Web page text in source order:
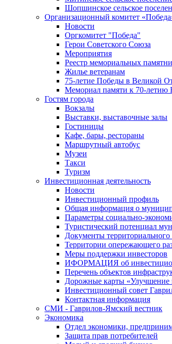
Шопшинское сельское
Организационный комитет
Новости
Оргкомитет "Победа"
Герои Советского Союза
Мероприятия
Реестр мемориальных
Жилье ветеранам
75-летие Победы в Великой
Мемориал памяти к 70-летию
Гостям города
Вокзалы
Выставки, выставочные залы
Гостиницы
Кафе, бары, рестораны
Маршрутный автобус
Музеи
Такси
Туризм
Инвестиционная деятельность
Новости
Инвестиционный профиль
Общая информация о
Параметры социально-
Туристический потенциал
Документы территориального
Территории опережающего
Меры поддержки инвесторов
ИФОРМАЦИЯ об
Перечень объектов
Дорожные карты «Улучшение
Инвестиционный совет
Контактная информация
СМИ - Гаврилов-Ямский вестник
Экономика
Отдел экономики,
Защита прав потребителей